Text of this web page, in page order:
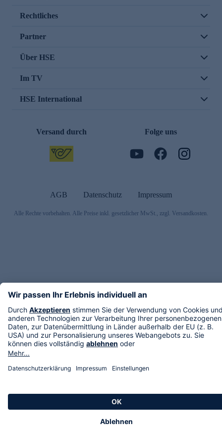
Rechtliches
Partner
Über HSE
Im TV
HSE International
Versand durch Folge uns
AGB Datenschutz Impressum
Alle Rechte vorbehalten. Alle Preise inkl. gesetzlicher MwSt., zzgl. Versandkosten.